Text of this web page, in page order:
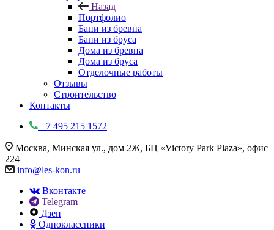
Назад
Портфолио
Бани из бревна
Бани из бруса
Дома из бревна
Дома из бруса
Отделочные работы
Отзывы
Строительство
Контакты
+7 495 215 1572
Москва, Минская ул., дом 2Ж, БЦ «Victory Park Plaza», офис
224
info@les-kon.ru
Вконтакте
Telegram
Дзен
Одноклассники